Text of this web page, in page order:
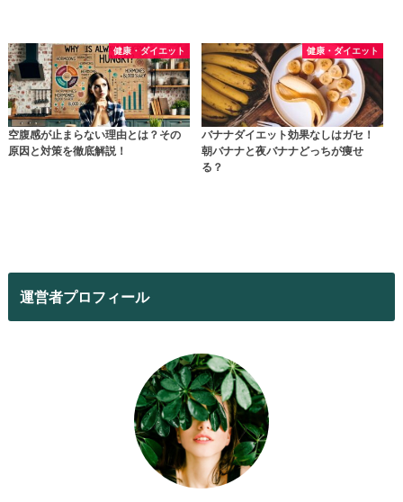
健康・ダイエット
空腹感が止まらない理由とは？その
原因と対策を徹底解説！
健康・ダイエット
バナナダイエット効果なしはガセ！
朝バナナと夜バナナどっちが痩せ
る？
運営者プロフィール